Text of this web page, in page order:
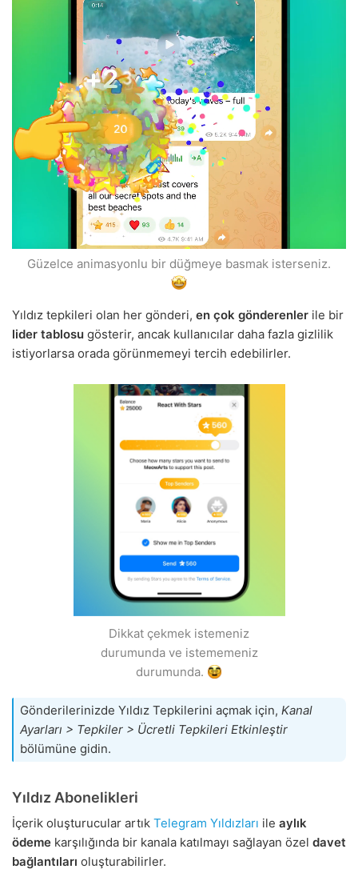
Güzelce animasyonlu bir düğmeye basmak isterseniz.
Yıldız tepkileri olan her gönderi, en çok gönderenler ile bir
lider tablosu gösterir, ancak kullanıcılar daha fazla gizlilik
istiyorlarsa orada görünmemeyi tercih edebilirler.
Dikkat çekmek istemeniz
durumunda ve istememeniz
durumunda.
Gönderilerinizde Yıldız Tepkilerini açmak için, Kanal
Ayarları > Tepkiler > Ücretli Tepkileri Etkinleştir
bölümüne gidin.
Yıldız Abonelikleri
İçerik oluşturucular artık Telegram Yıldızları ile aylık
ödeme karşılığında bir kanala katılmayı sağlayan özel davet
bağlantıları oluşturabilirler.